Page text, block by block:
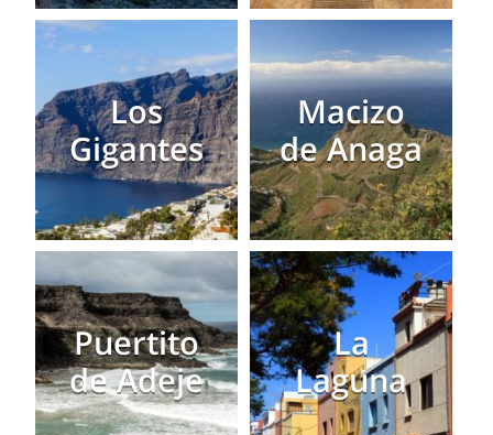
Los
Gigantes
Macizo
de Anaga
Puertito
de Adeje
La
Laguna